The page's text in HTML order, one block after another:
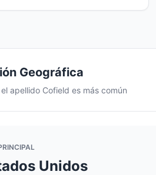
Geográfica
apellido Cofield es más común
Unidos